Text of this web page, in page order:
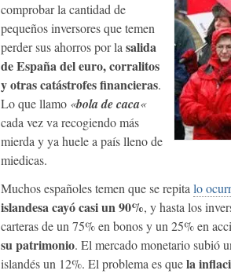
comprobar la cantidad de
pequeños inversores que temen
perder sus ahorros por la salida
de España del euro, corralitos
y otras catástrofes financieras.
Lo que llamo «bola de caca«
cada vez va recogiendo más
mierda y ya huele a país lleno de
miedicas.
Muchos españoles temen que se repita lo
islandesa cayó casi un 90%, y hasta los
carteras de un 75% en bonos y un 25% en
su patrimonio. El mercado monetario subió
islandés un 12%. El problema es quela